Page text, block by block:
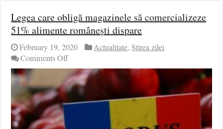
Legea care obligă magazinele să comercializeze
51% alimente românești dispare
February 19, 2020 Actualitate,Știrea zilei
Comments Offon
Legea
care
obligă
magazinele
comercializeze